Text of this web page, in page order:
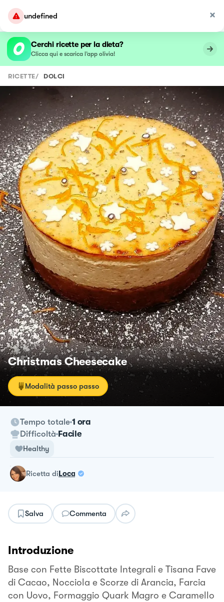
undefined
Cerchi ricette per la dieta?
Clicca qui e scarica l’app olivia!
RICETTE/ DOLCI
Christmas Cheesecake
Modalità passo passo
Tempo totale 1 ora
Difficoltà Facile
Healthy
ricetta diLoca
Salva Commenta
Introduzione
Base con Fette Biscottate Integrali e Tisana Fave
di Cacao, Nocciola e Scorze di Arancia, Farcia
con Uovo, Formaggio Quark Magro e Caramello